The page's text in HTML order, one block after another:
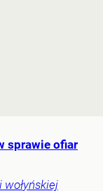
sprawie ofiar